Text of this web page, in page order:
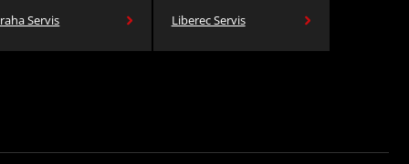
Servis Liberec Servis